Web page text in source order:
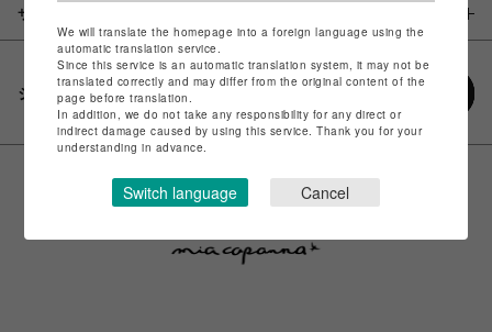
サイズ
シェアする
We will translate the homepage into a foreign language using the
automatic translation service.
Since this service is an automatic translation system, it may not be
translated correctly and may differ from the original content of the
page before translation.
In addition, we do not take any responsibility for any direct or
indirect damage caused by using this service. Thank you for your
understanding in advance.
Switch language Cancel